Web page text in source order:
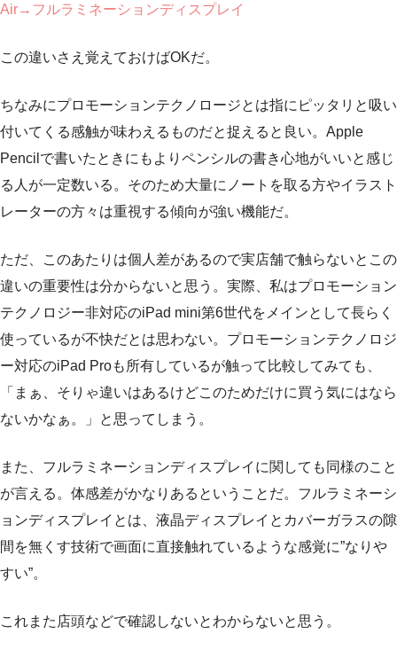
Air→フルラミネーションディスプレイ
この違いさえ覚えておけばOKだ。
ちなみにプロモーションテクノロージとは指にピッタリと吸い
付いてくる感触が味わえるものだと捉えると良い。Apple
Pencilで書いたときにもよりペンシルの書き心地がいいと感じ
る人が一定数いる。そのため大量にノートを取る方やイラスト
レーターの方々は重視する傾向が強い機能だ。
ただ、このあたりは個人差があるので実店舗で触らないとこの
違いの重要性は分からないと思う。実際、私はプロモーション
テクノロジー非対応のiPad mini第6世代をメインとして長らく
使っているが不快だとは思わない。プロモーションテクノロジ
ー対応のiPad Proも所有しているが触って比較してみても、
「まぁ、そりゃ違いはあるけどこのためだけに買う気にはなら
ないかなぁ。」と思ってしまう。
また、フルラミネーションディスプレイに関しても同様のこと
が言える。体感差がかなりあるということだ。フルラミネーシ
ョンディスプレイとは、液晶ディスプレイとカバーガラスの隙
間を無くす技術で画面に直接触れているような感覚に”なりや
すい”。
これまた店頭などで確認しないとわからないと思う。